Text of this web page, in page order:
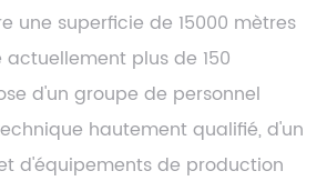
une superficie de 15000 mètres
plus de 150
d'un groupe de personnel
hautement qualifié, d'un
d'équipements de production